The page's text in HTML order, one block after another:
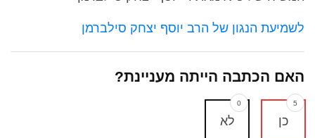
לשמיעת הנגון של הרב יוסף יצחק סילברמן
האם הכתבה הייתה מעניינת?
כן
5
לא
0